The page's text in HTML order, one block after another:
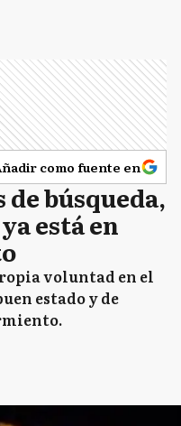
como fuente en
de búsqueda,
está en
voluntad en el
estado y de